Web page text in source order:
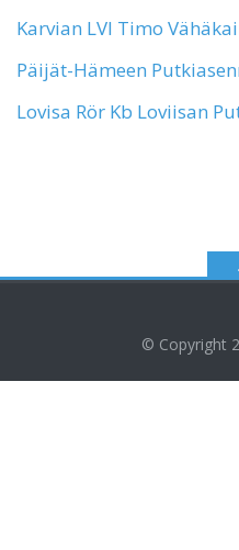
Karvian LVI Timo
Päijät-Hämeen
Lovisa Rör Kb Loviisan
© Copyright